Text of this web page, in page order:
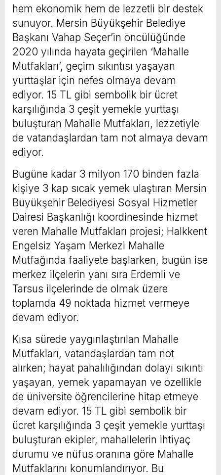
hem ekonomik hem de lezzetli bir destek
sunuyor. Mersin Büyükşehir Belediye
Başkanı Vahap Seçer’in öncülüğünde
2020 yılında hayata geçirilen ‘Mahalle
Mutfakları’, geçim sıkıntısı yaşayan
yurttaşlar için nefes olmaya devam
ediyor. 15 TL gibi sembolik bir ücret
karşılığında 3 çeşit yemekle yurttaşı
buluşturan Mahalle Mutfakları, lezzetiyle
de vatandaşlardan tam not almaya devam
ediyor.
Bugüne kadar 3 milyon 170 binden fazla
kişiye 3 kap sıcak yemek ulaştıran Mersin
Büyükşehir Belediyesi Sosyal Hizmetler
Dairesi Başkanlığı koordinesinde hizmet
veren Mahalle Mutfakları projesi; Halkkent
Engelsiz Yaşam Merkezi Mahalle
Mutfağında faaliyete başlarken, bugün ise
merkez ilçelerin yanı sıra Erdemli ve
Tarsus ilçelerinde de olmak üzere
toplamda 49 noktada hizmet vermeye
devam ediyor.
Kısa sürede yaygınlaştırılan Mahalle
Mutfakları, vatandaşlardan tam not
alırken; hayat pahalılığından dolayı sıkıntı
yaşayan, yemek yapamayan ve özellikle
de üniversite öğrencilerine hitap etmeye
devam ediyor. 15 TL gibi sembolik bir
ücret karşılığında 3 çeşit yemekle yurttaşı
buluşturan ekipler, mahallelerin ihtiyaç
durumu ve nüfus oranına göre Mahalle
Mutfaklarını konumlandırıyor. Bu